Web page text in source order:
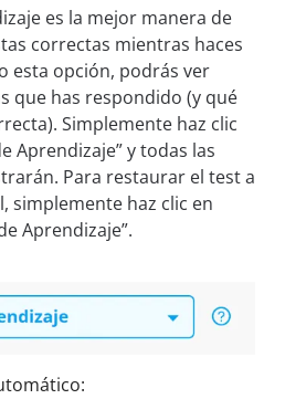
es la mejor manera de
correctas mientras haces
esta opción, podrás ver
que has respondido (y qué
Simplemente haz clic
Aprendizaje” y todas las
Para restaurar el test a
simplemente haz clic en
Aprendizaje”.